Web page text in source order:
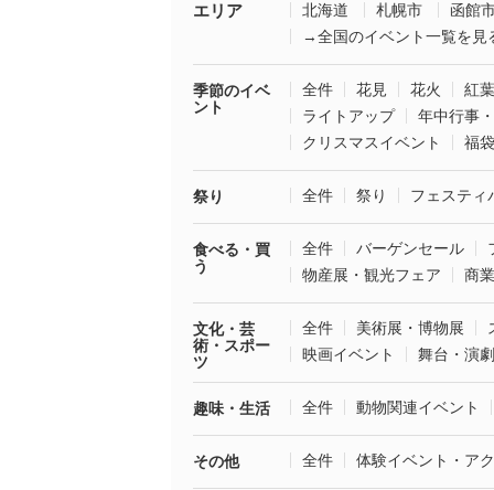
エリア 北海道 札幌市
函館
→全国のイベント一覧を見
季節のイベ
ント
全件 花見 花火
紅葉
ライトアップ
年中行事
クリスマスイベント
福
祭り 全件 祭り フェスティ
食べる・買
う
全件 バーゲンセール
物産展・観光フェア
商
文化・芸
術・スポー
ツ
全件 美術展・博物展
映画イベント
舞台・演劇
趣味・生活 全件 動物関連イベント
その他 全件 体験イベント・ア